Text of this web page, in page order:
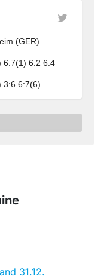
(GER)
6:7(1) 6:2 6:4
3:6 6:7(6)
31.12.